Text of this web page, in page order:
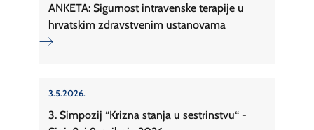
ANKETA: Sigurnost intravenske terapije u
hrvatskim zdravstvenim ustanovama
3.5.2026.
3. Simpozij “Krizna stanja u sestrinstvu“ -